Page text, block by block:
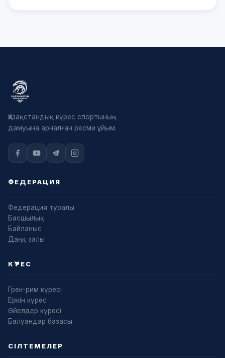
Қазақстандық күрес спортының
дамуына арналған ресми ұйым.
ФЕДЕРАЦИЯ
Федерация туралы
Басшылық
Байланыс
Даңқ залы
КҮРЕС
Грек-рим күресі
Еркін күрес
Әйелдер күресі
Балуандар базасы
СІЛТЕМЕЛЕР